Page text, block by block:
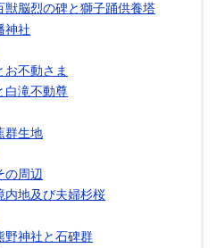
脳烈の碑と獅子踊供養塔
神社
不動さま
白滝不動尊
群生地
の周辺
内地及び夫婦杉桜
野神社と石碑群